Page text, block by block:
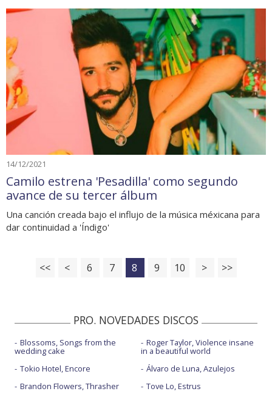
14/12/2021
Camilo estrena 'Pesadilla' como segundo
avance de su tercer álbum
Una canción creada bajo el influjo de la música méxicana para
dar continuidad a 'Índigo'
<< < 6 7 8 9 10 > >>
PRO. NOVEDADES DISCOS
Blossoms, Songs from the
wedding cake
Tokio Hotel, Encore
Brandon Flowers, Thrasher
Roger Taylor, Violence insane
in a beautiful world
Álvaro de Luna, Azulejos
Tove Lo, Estrus